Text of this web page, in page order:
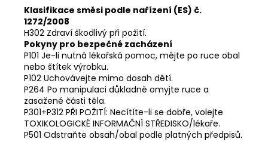
Klasifikace směsi podle nařízení (ES) č.
1272/2008
H302 Zdraví škodlivý při požití.
Pokyny pro bezpečné zacházení
P101 Je-li nutná lékařská pomoc, mějte po ruce obal
nebo štítek výrobku.
P102 Uchovávejte mimo dosah dětí.
P264 Po manipulaci důkladně omyjte ruce a
zasažené části těla.
P301+P312 PŘI POŽITÍ: Necítíte-li se dobře, volejte
TOXIKOLOGICKÉ INFORMAČNÍ STŘEDISKO/lékaře.
P501 Odstraňte obsah/obal podle platných předpisů.